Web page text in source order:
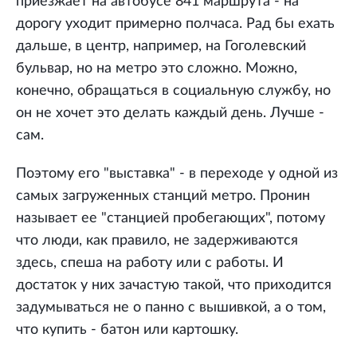
дорогу уходит примерно полчаса. Рад бы ехать
дальше, в центр, например, на Гоголевский
бульвар, но на метро это сложно. Можно,
конечно, обращаться в социальную службу, но
он не хочет это делать каждый день. Лучше -
сам.
Поэтому его "выставка" - в переходе у одной из
самых загруженных станций метро. Пронин
называет ее "станцией пробегающих", потому
что люди, как правило, не задерживаются
здесь, спеша на работу или с работы. И
достаток у них зачастую такой, что приходится
задумываться не о панно с вышивкой, а о том,
что купить - батон или картошку.